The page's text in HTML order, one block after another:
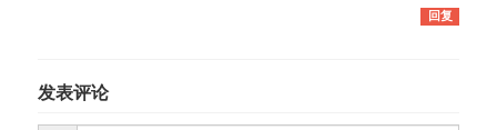
回复
发表评论